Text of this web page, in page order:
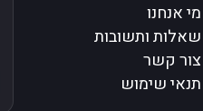
מי אנחנו
שאלות ותשובות
צור קשר
תנאי שימוש